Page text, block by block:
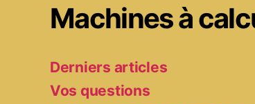
Machines à
Derniers articles
Vos questions